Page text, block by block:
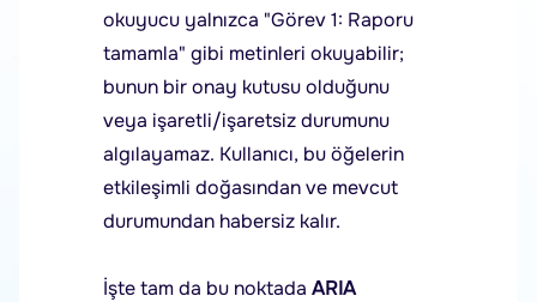
okuyucu yalnızca "Görev 1: Raporu
tamamla" gibi metinleri okuyabilir;
bunun bir onay kutusu olduğunu
veya işaretli/işaretsiz durumunu
algılayamaz. Kullanıcı, bu öğelerin
etkileşimli doğasından ve mevcut
durumundan habersiz kalır.
İşte tam da bu noktada ARIA